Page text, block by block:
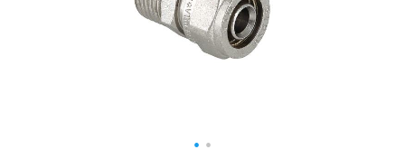
1 2